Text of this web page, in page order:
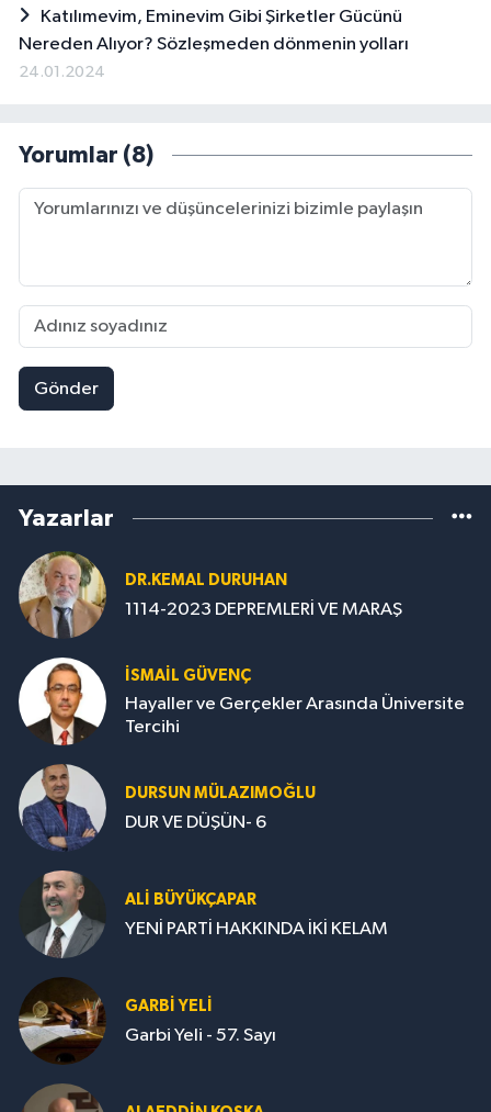
Katılımevim, Eminevim Gibi Şirketler Gücünü
Nereden Alıyor? Sözleşmeden dönmenin yolları
24.01.2024
Yorumlar (8)
Gönder
Yazarlar
DR.KEMAL DURUHAN
1114-2023 DEPREMLERİ VE MARAŞ
İSMAİL GÜVENÇ
Hayaller ve Gerçekler Arasında Üniversite
Tercihi
DURSUN MÜLAZIMOĞLU
DUR VE DÜŞÜN- 6
ALİ BÜYÜKÇAPAR
YENİ PARTİ HAKKINDA İKİ KELAM
GARBI YELI
Garbi Yeli - 57. Sayı